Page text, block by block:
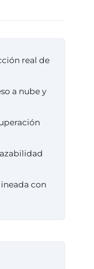
real de
a nube y
con